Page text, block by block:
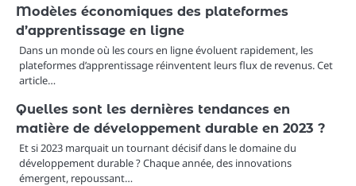
Modèles économiques des plateformes
d’apprentissage en ligne
Dans un monde où les cours en ligne évoluent rapidement, les
plateformes d’apprentissage réinventent leurs flux de revenus. Cet
article…
Quelles sont les dernières tendances en
matière de développement durable en 2023 ?
Et si 2023 marquait un tournant décisif dans le domaine du
développement durable ? Chaque année, des innovations
émergent, repoussant…